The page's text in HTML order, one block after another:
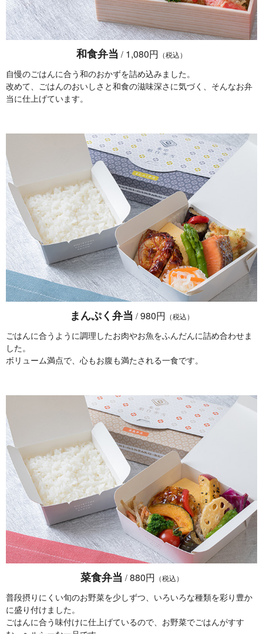
和食弁当 / 1,080円 （税込）
自慢のごはんに合う和のおかずを詰め込みました。
改めて、ごはんのおいしさと和食の滋味深さに気づく、そんなお弁
当に仕上げています。
まんぷく弁当 / 980円 （税込）
ごはんに合うように調理したお肉やお魚をふんだんに詰め合わせま
した。
ボリューム満点で、心もお腹も満たされる一食です。
菜食弁当 / 880円 （税込）
普段摂りにくい旬のお野菜を少しずつ、いろいろな種類を彩り豊か
に盛り付けました。
ごはんに合う味付けに仕上げているので、お野菜でごはんがすす